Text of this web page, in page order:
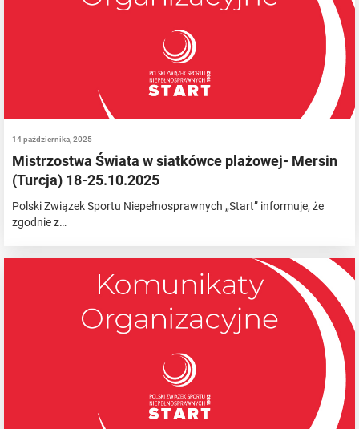
14 października, 2025
Mistrzostwa Świata w siatkówce plażowej- Mersin
(Turcja) 18-25.10.2025
Polski Związek Sportu Niepełnosprawnych „Start” informuje, że
zgodnie z…